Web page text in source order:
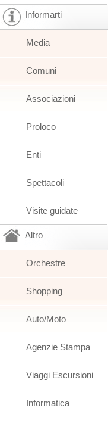
Informarti
Media
Comuni
Associazioni
Proloco
Enti
Spettacoli
Visite guidate
Altro
Orchestre
Shopping
Auto/Moto
Agenzie Stampa
Viaggi Escursioni
Informatica